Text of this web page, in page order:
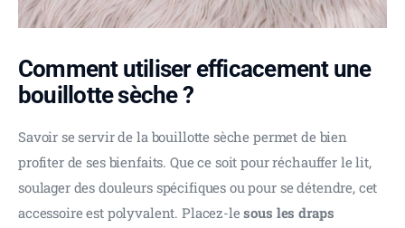
Comment utiliser efficacement une
bouillotte sèche ?
Savoir se servir de la bouillotte sèche permet de bien
profiter de ses bienfaits. Que ce soit pour réchauffer le lit,
soulager des douleurs spécifiques ou pour se détendre, cet
accessoire est polyvalent. Placez-le sous les draps